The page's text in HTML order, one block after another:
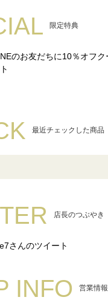
限定特典
最近チェックした商品
店長のつぶやき
さんのツイート
INFO 営業情報